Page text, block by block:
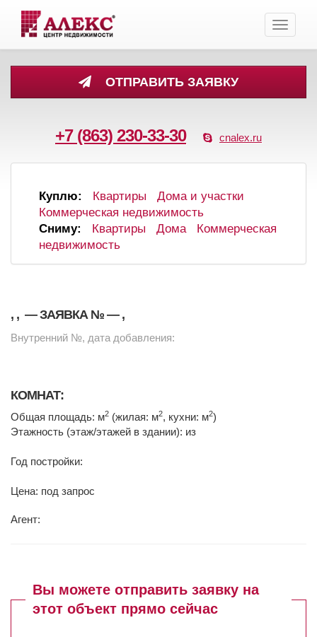
ОТПРАВИТЬ ЗАЯВКУ
+7 (863) 230-33-30 cnalex.ru
Toggle
Куплю: Квартиры
Дома и участки
Коммерческая недвижимость
Сниму:
Квартиры Дома
Коммерческая
недвижимость
, , — ЗАЯВКА № — ,
Внутренний №, дата добавления:
КОМНАТ:
Общая площадь: м2 (жилая: м2, кухни: м2)
Этажность (этаж/этажей в здании): из
Год постройки:
Цена: под запрос
Агент:
Вы можете отправить заявку на
этот объект прямо сейчас